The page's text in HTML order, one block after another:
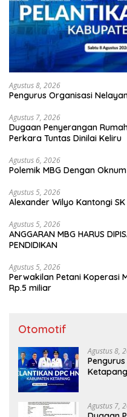
Agustus 8, 2026
Pengurus Organisasi
Agustus 7, 2026
Dugaan Penyerangan
Perkara Tuntas Dinilai Keliru
Agustus 6, 2026
Polemik MBG Dengan
Agustus 5, 2026
Alexander Wilyo Kantongi
Agustus 5, 2026
ANGGARAN MBG HARUS
PENDIDIKAN
Agustus 5, 2026
Perwakilan Petani Koperasi
Rp.5 miliar
Otomotif
Agustus 8,
Agustus 7,